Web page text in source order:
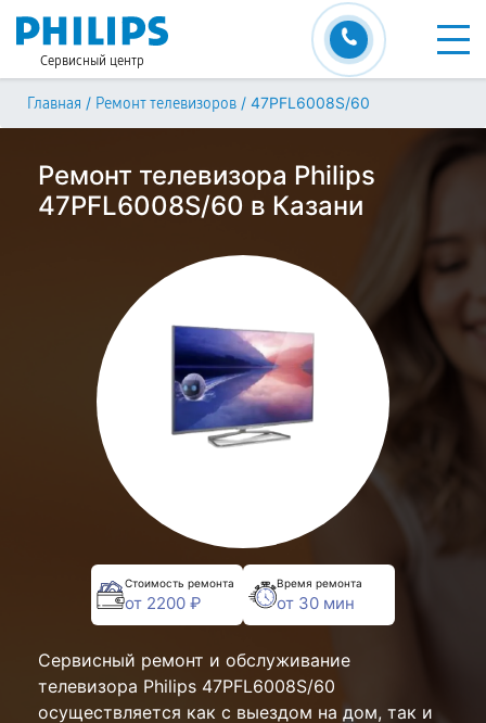
Сервисный центр
Главная / Ремонт телевизоров / 47PFL6008S/60
Ремонт телевизора Philips
47PFL6008S/60 в Казани
Стоимость ремонта
от 2200 ₽
Время ремонта
от 30 мин
Сервисный ремонт и обслуживание
телевизора Philips 47PFL6008S/60
осуществляется как с выездом на дом, так и